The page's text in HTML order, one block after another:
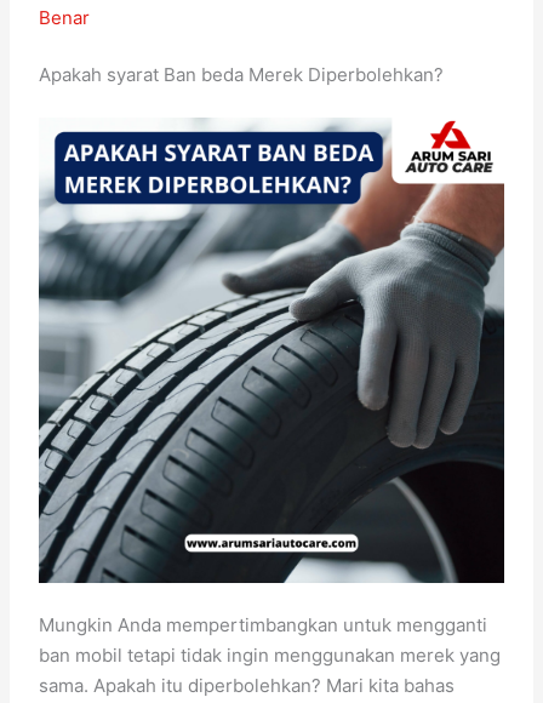
Benar
Apakah syarat Ban beda Merek Diperbolehkan?
Mungkin Anda mempertimbangkan untuk mengganti
ban mobil tetapi tidak ingin menggunakan merek yang
sama. Apakah itu diperbolehkan? Mari kita bahas